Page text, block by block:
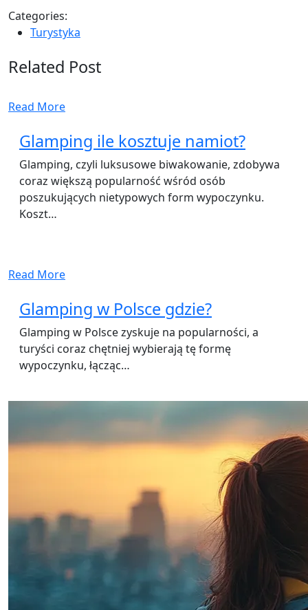
Categories:
Turystyka
Related Post
Read More
Glamping ile kosztuje namiot?
Glamping, czyli luksusowe biwakowanie, zdobywa
coraz większą popularność wśród osób
poszukujących nietypowych form wypoczynku.
Koszt…
Read More
Glamping w Polsce gdzie?
Glamping w Polsce zyskuje na popularności, a
turyści coraz chętniej wybierają tę formę
wypoczynku, łącząc…